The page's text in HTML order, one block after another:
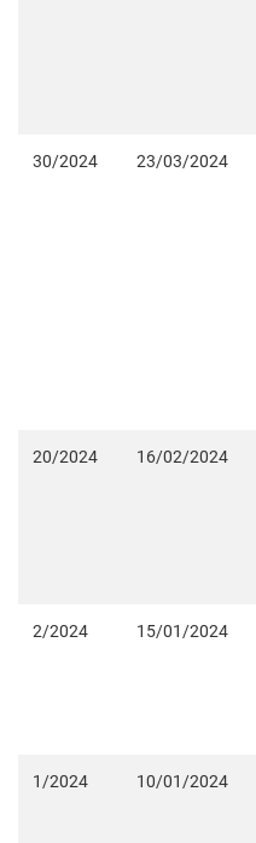
30/2024 23/03/2024
20/2024 16/02/2024
2/2024 15/01/2024
1/2024 10/01/2024